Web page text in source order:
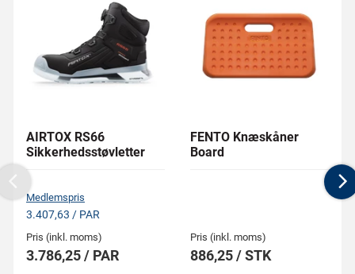
AIRTOX RS66
Sikkerhedsstøvletter
Medlemspris
3.407,63 / PAR
Pris (inkl. moms)
3.786,25 / PAR
FENTO Knæskåner
Board
Pris (inkl. moms)
886,25 / STK
Previous